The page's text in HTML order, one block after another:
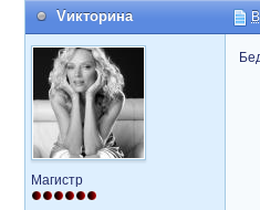
Vикторина
Магистр